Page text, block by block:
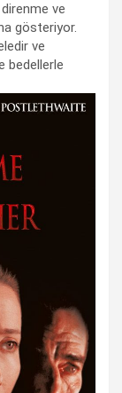
ve
gösteriyor.
ve
bedellerle